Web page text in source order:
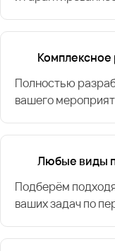
Полностью
вашего
Любые виды
Подберём
ваших задач по